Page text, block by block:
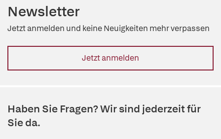
Newsletter
Jetzt anmelden und keine Neuigkeiten mehr verpassen
Jetzt anmelden
Haben Sie Fragen? Wir sind jederzeit für
Sie da.